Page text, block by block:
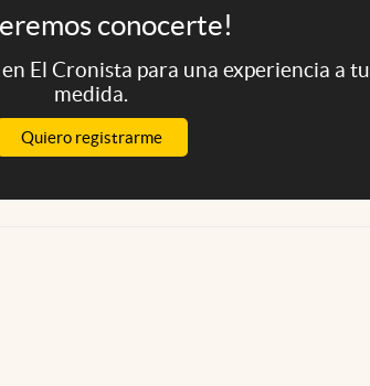
conocerte!
en El Cronista para una experiencia a tu
medida.
Quiero registrarme